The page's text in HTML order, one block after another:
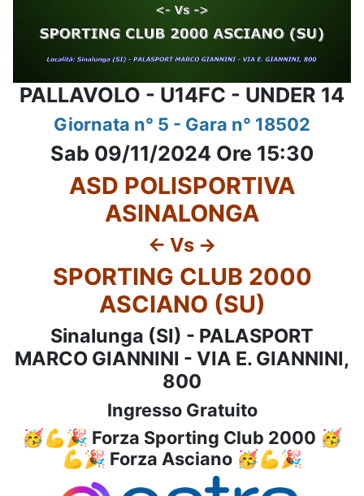
PALLAVOLO - U14FC - UNDER 14
Giornata n° 5 - Gara n° 18502
Sab 09/11/2024 Ore 15:30
ASD POLISPORTIVA
ASINALONGA
<- Vs ->
SPORTING CLUB 2000
ASCIANO (SU)
Sinalunga (SI) - PALASPORT
MARCO GIANNINI - VIA E. GIANNINI,
800
Ingresso Gratuito
🥳💪🎉 Forza Sporting Club 2000 🥳
💪🎉 Forza Asciano 🥳💪🎉